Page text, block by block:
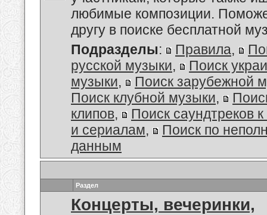
любимые композиции.
другу в поиске бесплатной
Подразделы: Правила,
русской музыки,
Поиск
музыки,
Поиск зарубежной
Поиск клубной музыки,
клипов,
Поиск саундтреков
и сериалам,
Поиск по
данным
Раздел
Концерты, вечеринки,